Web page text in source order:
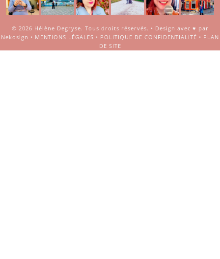
© 2026 Hélène Degryse. Tous droits réservés. • Design avec ♥ par
Nekosign • MENTIONS LÉGALES • POLITIQUE DE CONFIDENTIALITÉ • PLAN
DE SITE